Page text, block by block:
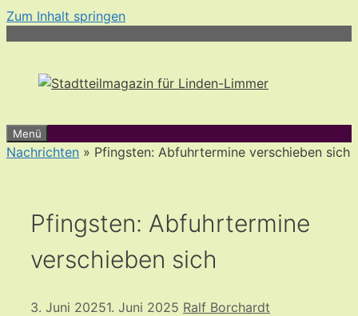
Zum Inhalt springen
Menü
Nachrichten » Pfingsten: Abfuhrtermine verschieben sich
Pfingsten: Abfuhrtermine
verschieben sich
3. Juni 20251. Juni 2025 Ralf Borchardt